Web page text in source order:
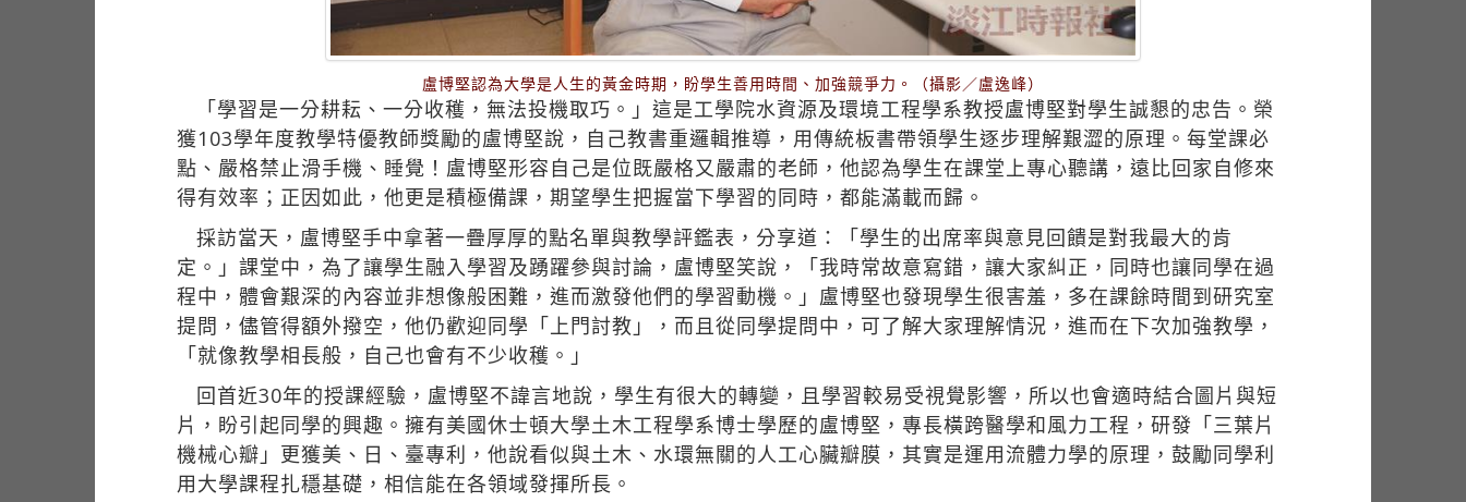
盧博堅認為大學是人生的黃金時期，盼學生善用時間、加強競爭力。（攝影／盧逸峰）
「學習是一分耕耘、一分收穫，無法投機取巧。」這是工學院水資源及環境工程學系教授盧博堅對學生誠懇的忠告。榮
獲103學年度教學特優教師獎勵的盧博堅說，自己教書重邏輯推導，用傳統板書帶領學生逐步理解艱澀的原理。每堂課必
點、嚴格禁止滑手機、睡覺！盧博堅形容自己是位既嚴格又嚴肅的老師，他認為學生在課堂上專心聽講，遠比回家自修來
得有效率；正因如此，他更是積極備課，期望學生把握當下學習的同時，都能滿載而歸。
採訪當天，盧博堅手中拿著一疊厚厚的點名單與教學評鑑表，分享道：「學生的出席率與意見回饋是對我最大的肯
定。」課堂中，為了讓學生融入學習及踴躍參與討論，盧博堅笑說，「我時常故意寫錯，讓大家糾正，同時也讓同學在過
程中，體會艱深的內容並非想像般困難，進而激發他們的學習動機。」盧博堅也發現學生很害羞，多在課餘時間到研究室
提問，儘管得額外撥空，他仍歡迎同學「上門討教」，而且從同學提問中，可了解大家理解情況，進而在下次加強教學，
「就像教學相長般，自己也會有不少收穫。」
回首近30年的授課經驗，盧博堅不諱言地說，學生有很大的轉變，且學習較易受視覺影響，所以也會適時結合圖片與短
片，盼引起同學的興趣。擁有美國休士頓大學土木工程學系博士學歷的盧博堅，專長橫跨醫學和風力工程，研發「三葉片
機械心瓣」更獲美、日、臺專利，他說看似與土木、水環無關的人工心臟瓣膜，其實是運用流體力學的原理，鼓勵同學利
用大學課程扎穩基礎，相信能在各領域發揮所長。